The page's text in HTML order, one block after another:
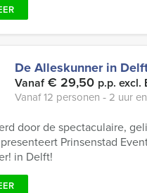
De Alleskunner in
Vanaf€ 29,50 p.p. excl.
Vanaf 12 personen ‐ 2 uur
door de spectaculaire,
Prinsenstad
in Delft!